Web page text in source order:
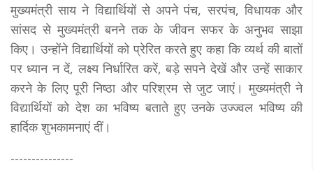
मुख्यमंत्री साय ने विद्यार्थियों से अपने पंच, सरपंच, विधायक और
सांसद से मुख्यमंत्री बनने तक के जीवन सफर के अनुभव साझा
किए। उन्होंने विद्यार्थियों को प्रेरित करते हुए कहा कि व्यर्थ की बातों
पर ध्यान न दें, लक्ष्य निर्धारित करें, बड़े सपने देखें और उन्हें साकार
करने के लिए पूरी निष्ठा और परिश्रम से जुट जाएं। मुख्यमंत्री ने
विद्यार्थियों को देश का भविष्य बताते हुए उनके उज्ज्वल भविष्य की
हार्दिक शुभकामनाएं दीं।
---------------